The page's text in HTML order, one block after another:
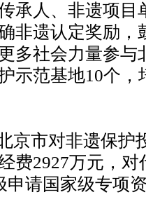
承人、非遗项目
非遗认定奖励，
多社会力量参与
示范基地10个，
市对非遗保护
费2927万元，
申请国家级专项